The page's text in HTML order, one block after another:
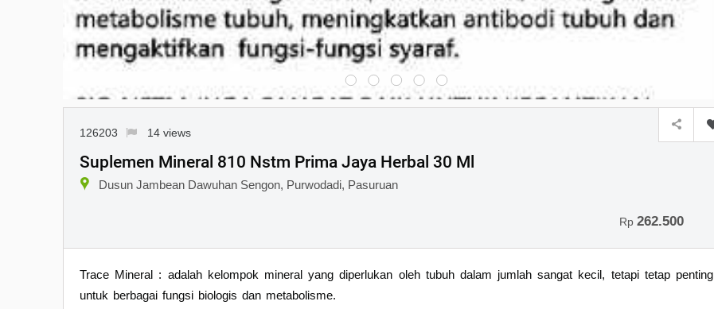
126203 14 views
Suplemen Mineral 810 Nstm Prima Jaya Herbal 30 Ml
Dusun Jambean Dawuhan Sengon, Purwodadi, Pasuruan
Rp 262.500
Trace Mineral : adalah kelompok mineral yang diperlukan oleh tubuh dalam jumlah sangat kecil, tetapi tetap penting
untuk berbagai fungsi biologis dan metabolisme.